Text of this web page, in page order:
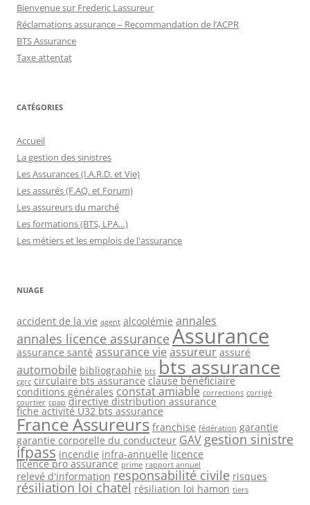
Bienvenue sur Frederic Lassureur
Réclamations assurance – Recommandation de l’ACPR
BTS Assurance
Taxe attentat
CATÉGORIES
Accueil
La gestion des sinistres
Les Assurances (I.A.R.D. et Vie)
Les assurés (F.AQ. et Forum)
Les assureurs du marché
Les formations (BTS, LPA…)
Les métiers et les emplois de l'assurance
NUAGE
accident de la vie agent alcoolémie annales
annales licence assurance Assurance
assurance santé assurance vie assureur assuré
automobile bibliographie bts bts assurance
cgrc circulaire bts assurance clause bénéficiaire
conditions générales constat amiable corrections corrigé
courtier cpap directive distribution assurance
fiche activité U32 bts assurance
France Assureurs franchise fédération garantie
garantie corporelle du conducteur GAV gestion sinistre
ifpass incendie infra-annuelle licence
licence pro assurance prime rapport annuel
relevé d'information responsabilité civile risques
résiliation loi chatel résiliation loi hamon tiers